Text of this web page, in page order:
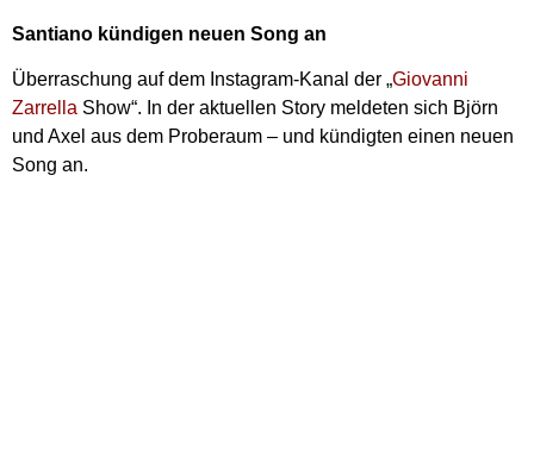
Santiano kündigen neuen Song an
Überraschung auf dem Instagram-Kanal der „Giovanni
Zarrella Show“. In der aktuellen Story meldeten sich Björn
und Axel aus dem Proberaum – und kündigten einen neuen
Song an.